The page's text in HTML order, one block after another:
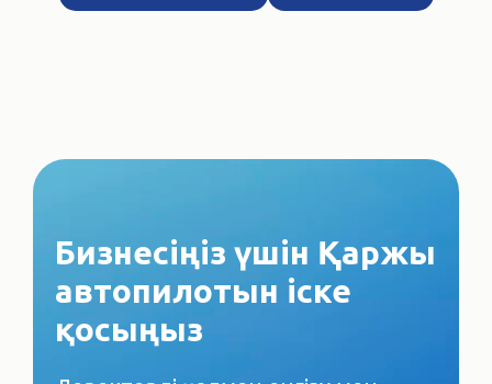
Бизнесіңіз үшін Қаржы
автопилотын іске
қосыңыз